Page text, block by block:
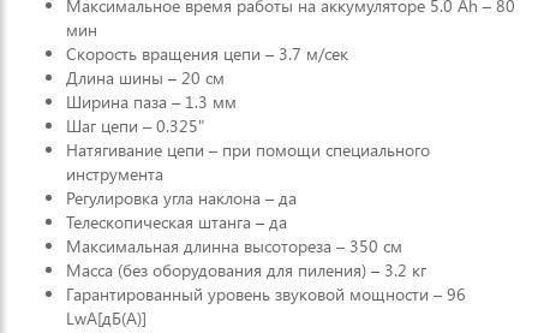
Максимальное время работы на аккумуляторе 5.0 Ah – 80
мин
Скорость вращения цепи – 3.7 м/сек
Длина шины – 20 см
Ширина паза – 1.3 мм
Шаг цепи – 0.325"
Натягивание цепи – при помощи специального
инструмента
Регулировка угла наклона – да
Телескопическая штанга – да
Максимальная длинна высотореза – 350 см
Масса (без оборудования для пиления) – 3.2 кг
Гарантированный уровень звуковой мощности – 96
LwA[дБ(A)]